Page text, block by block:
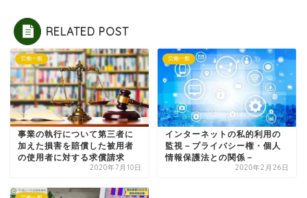
RELATED POST
労働一般
事業の執行について第三者に
加えた損害を賠償した被用者
の使用者に対する求償請求
2020年7月10日
労働一般
インターネットの私的利用の
監視－プライバシー権・個人
情報保護法との関係－
2020年2月26日